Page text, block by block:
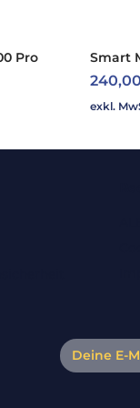
Pro Smart
Preis
exkl.